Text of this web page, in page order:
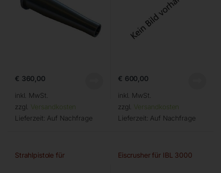
€ 360,00
inkl. MwSt.
zzgl. Versandkosten
Lieferzeit: Auf Nachfrage
€ 600,00
inkl. MwSt.
zzgl. Versandkosten
Lieferzeit: Auf Nachfrage
Strahlpistole für Eiscrusher für IBL 3000